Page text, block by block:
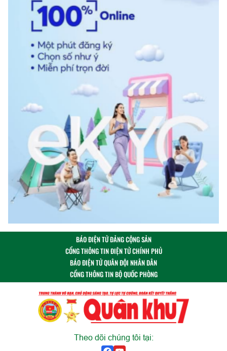
BÁO ĐIỆN TỬ ĐẢNG CỘNG SẢN
CỔNG THÔNG TIN ĐIỆN TỬ CHÍNH PHỦ
BÁO ĐIỆN TỬ QUÂN ĐỘI NHÂN DÂN
CỔNG THÔNG TIN BỘ QUỐC PHÒNG
Theo dõi chúng tôi tại: